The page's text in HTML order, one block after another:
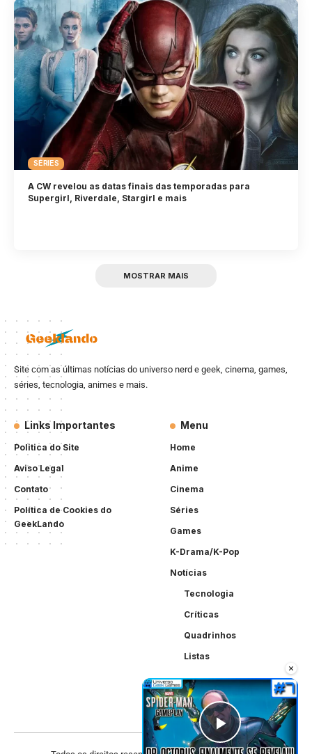
×
Play
SÉRIES
A CW revelou as datas finais das temporadas para
Supergirl, Riverdale, Stargirl e mais
MOSTRAR MAIS
Site com as últimas notícias do universo nerd e geek, cinema, games,
séries, tecnologia, animes e mais.
Links Importantes
Politica do Site
Aviso Legal
Contato
Política de Cookies do
GeekLando
Menu
Home
Anime
Cinema
Séries
Games
K-Drama/K-Pop
Notícias
Tecnologia
Críticas
Quadrinhos
Listas